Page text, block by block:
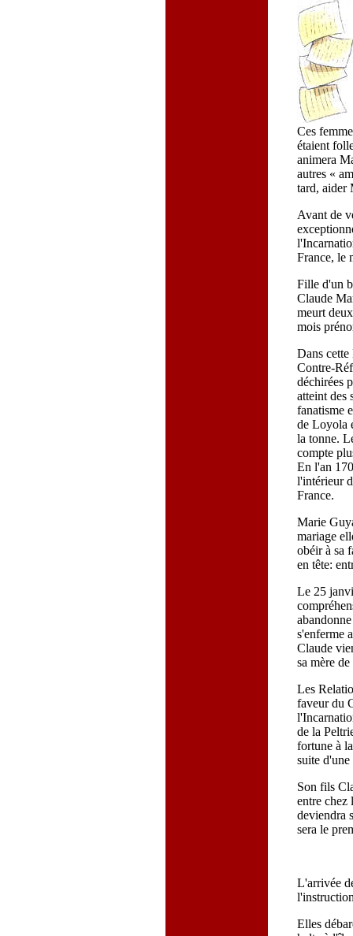
Ces
étaient
animera
autres «
tard, aider
Avant de
France, le
Fille d'un
Claude
meurt
mois
Dans cette
Contre-
déchirées
atteint des
fanatisme
de Loyola
la tonne.
compte
En l'an
l'intérieur
France.
Marie
mariage
obéir à sa
en tête:
Le 25
s'enferme
Claude
sa mère
Les
faveur du
de la
fortune à
suite
Son fils
entre chez
deviendra
sera le
L'arrivée
Elles